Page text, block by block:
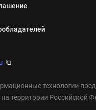
технологии
территории Российской